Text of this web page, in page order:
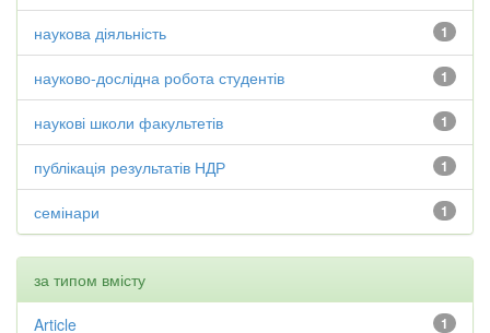
1
наукова діяльність
1
науково-дослідна робота студентів
1
наукові школи факультетів
1
публікація результатів НДР
1
семінари
за типом вмісту
1
Article